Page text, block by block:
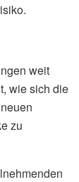
weit
wie sich die
zu